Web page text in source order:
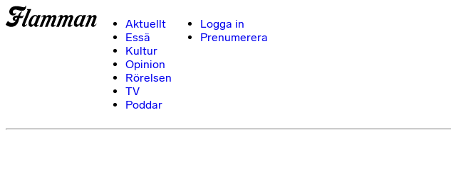
Aktuellt
Essä
Kultur
Opinion
Rörelsen
TV
Poddar
Logga in
Prenumerera